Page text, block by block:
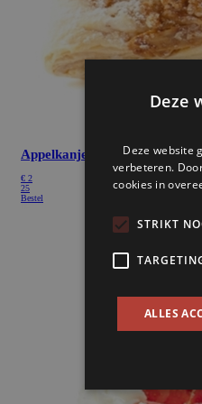
Appelkanjer
€ 2
25
Bestel
Deze
Deze website
verbeteren.
cookies in
STRIKT
ALLES